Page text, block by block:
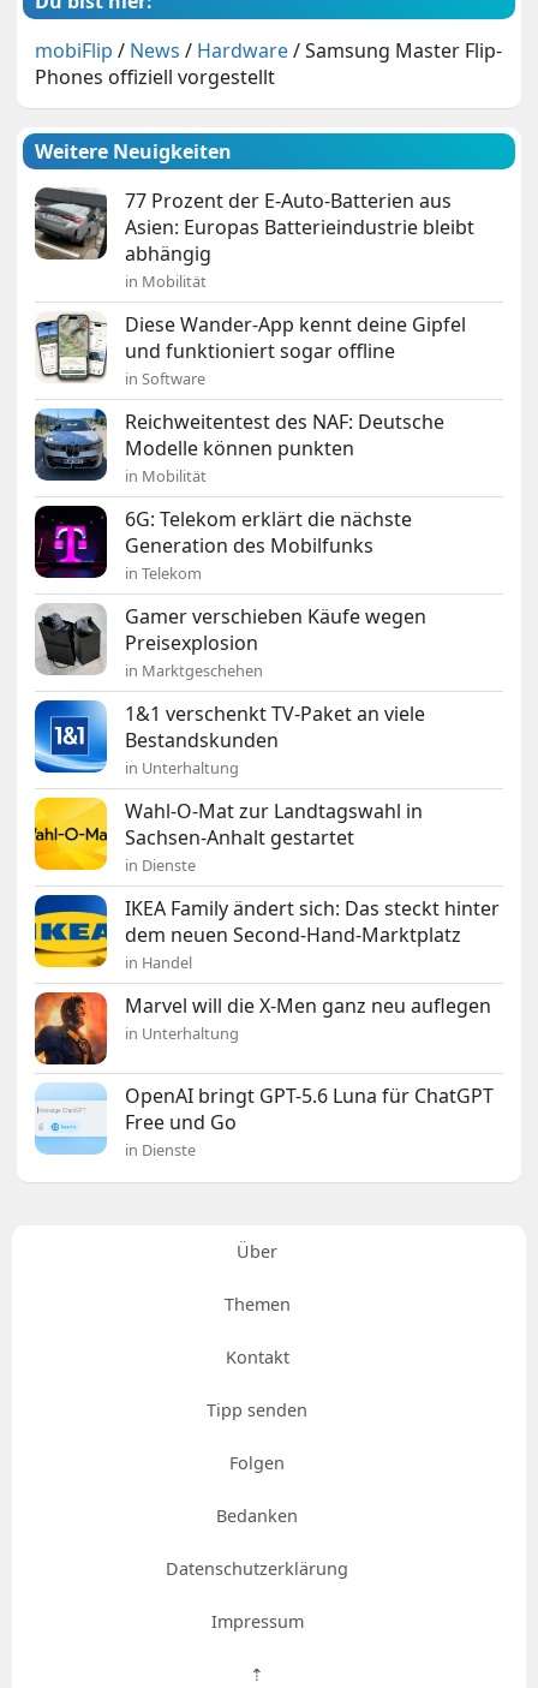
mobiFlip / News / Hardware/Samsung Master Flip-
Phones offiziell vorgestellt
Weitere Neuigkeiten
77 Prozent der E-Auto-Batterien aus
Asien: Europas Batterieindustrie bleibt
abhängig
in Mobilität
Diese Wander-App kennt deine Gipfel
und funktioniert sogar offline
in Software
Reichweitentest des NAF: Deutsche
Modelle können punkten
in Mobilität
6G: Telekom erklärt die nächste
Generation des Mobilfunks
in Telekom
Gamer verschieben Käufe wegen
Preisexplosion
in Marktgeschehen
1&1 verschenkt TV-Paket an viele
Bestandskunden
in Unterhaltung
Wahl-O-Mat zur Landtagswahl in
Sachsen-Anhalt gestartet
in Dienste
IKEA Family ändert sich: Das steckt hinter
dem neuen Second-Hand-Marktplatz
in Handel
Marvel will die X-Men ganz neu auflegen
in Unterhaltung
OpenAI bringt GPT-5.6 Luna für ChatGPT
Free und Go
in Dienste
Über
Themen
Kontakt
Tipp senden
Folgen
Bedanken
Datenschutzerklärung
Impressum
⇡